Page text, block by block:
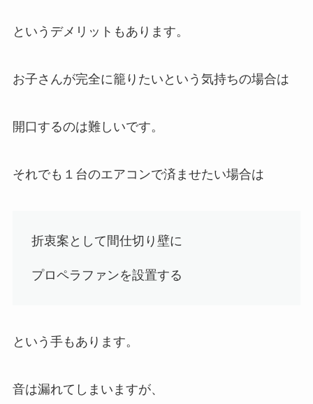
というデメリットもあります。
お子さんが完全に籠りたいという気持ちの場合は
開口するのは難しいです。
それでも１台のエアコンで済ませたい場合は
折衷案として間仕切り壁に
プロペラファンを設置する
という手もあります。
音は漏れてしまいますが、